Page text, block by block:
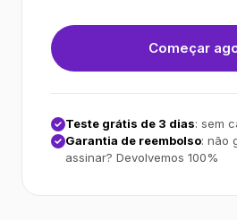
Começar
Teste grátis de 3 dias: sem
Garantia de reembolso: não
assinar? Devolvemos 100%